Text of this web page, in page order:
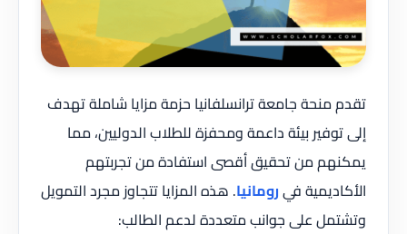
تقدم منحة جامعة ترانسلفانيا حزمة مزايا شاملة تهدف
إلى توفير بيئة داعمة ومحفزة للطلاب الدوليين، مما
يمكنهم من تحقيق أقصى استفادة من تجربتهم
الأكاديمية فيرومانيا. هذه المزايا تتجاوز مجرد التمويل
وتشتمل على جوانب متعددة لدعم الطالب: